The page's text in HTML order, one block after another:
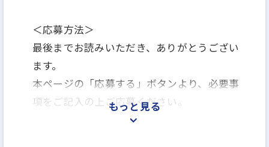
＜応募方法＞
最後までお読みいただき、ありがとうござい
ます。
本ページの「応募する」ボタンより、必要事
項をご記入の上ご応募ください。
もっと見る